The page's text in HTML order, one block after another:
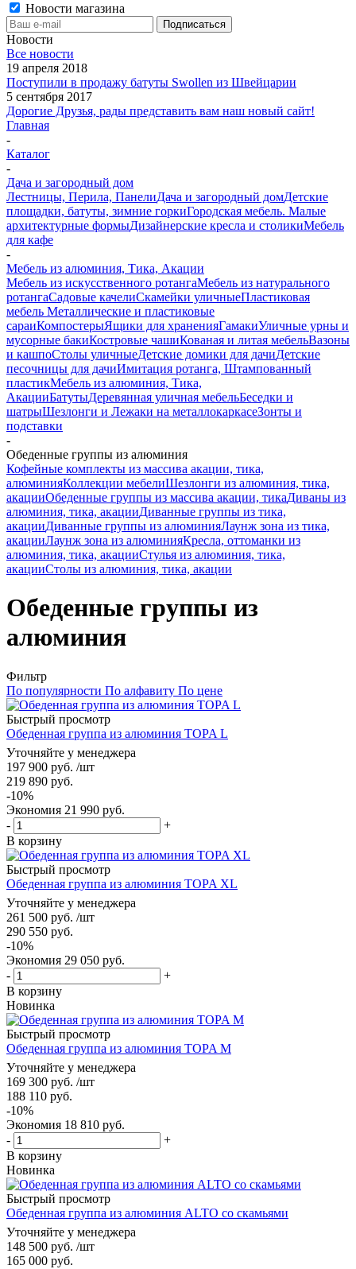
Новости магазина
Новости
Все новости
19 апреля 2018
Поступили в продажу батуты Swollen из Швейцарии
5 сентября 2017
Дорогие Друзья, рады представить вам наш новый сайт!
Главная
-
Каталог
-
Дача и загородный дом
Лестницы, Перила, ПанелиДача и загородный домДетские
площадки, батуты, зимние горкиГородская мебель. Малые
архитектурные формыДизайнерские кресла и столикиМебель
для кафе
-
Мебель из алюминия, Тика, Акации
Мебель из искусственного ротангаМебель из натурального
ротангаСадовые качелиСкамейки уличныеПластиковая
мебель Металлические и пластиковые
сараиКомпостерыЯщики для храненияГамакиУличные урны и
мусорные бакиКостровые чашиКованая и литая мебельВазоны
и кашпоСтолы уличныеДетские домики для дачиДетские
песочницы для дачиИмитация ротанга, Штампованный
пластикМебель из алюминия, Тика,
АкацииБатутыДеревянная уличная мебельБеседки и
шатрыШезлонги и Лежаки на металлокаркасеЗонты и
подставки
-
Обеденные группы из алюминия
Кофейные комплекты из массива акации, тика,
алюминияКоллекции мебелиШезлонги из алюминия, тика,
акацииОбеденные группы из массива акации, тикаДиваны из
алюминия, тика, акацииДиванные группы из тика,
акацииДиванные группы из алюминияЛаунж зона из тика,
акацииЛаунж зона из алюминияКресла, оттоманки из
алюминия, тика, акацииСтулья из алюминия, тика,
акацииСтолы из алюминия, тика, акации
Обеденные группы из
алюминия
Фильтр
По популярности По алфавиту По цене
Быстрый просмотр
Обеденная группа из алюминия TOPA L
Уточняйте у менеджера
197 900 руб. /шт
219 890 руб.
-10%
Экономия 21 990 руб.
-
+
В корзину
Быстрый просмотр
Обеденная группа из алюминия TOPA XL
Уточняйте у менеджера
261 500 руб. /шт
290 550 руб.
-10%
Экономия 29 050 руб.
-
+
В корзину
Новинка
Быстрый просмотр
Обеденная группа из алюминия TOPA M
Уточняйте у менеджера
169 300 руб. /шт
188 110 руб.
-10%
Экономия 18 810 руб.
-
+
В корзину
Новинка
Быстрый просмотр
Обеденная группа из алюминия ALTO со скамьями
Уточняйте у менеджера
148 500 руб. /шт
165 000 руб.